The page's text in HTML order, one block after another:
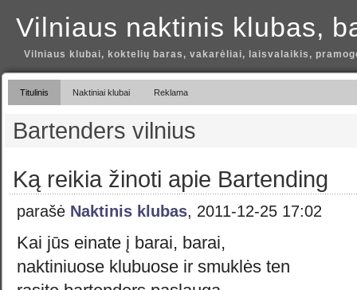
Vilniaus naktinis klubas,
Vilniaus klubai, koktelių baras, vakarėliai, laisvalaikis,
Titulinis Naktiniai klubai Reklama
Bartenders vilnius
Ką reikia žinoti apie Bartending
parašė Naktinis klubas, 2011-12-25 17:02
Kai jūs einate į barai, barai,
naktiniuose klubuose ir smuklės ten